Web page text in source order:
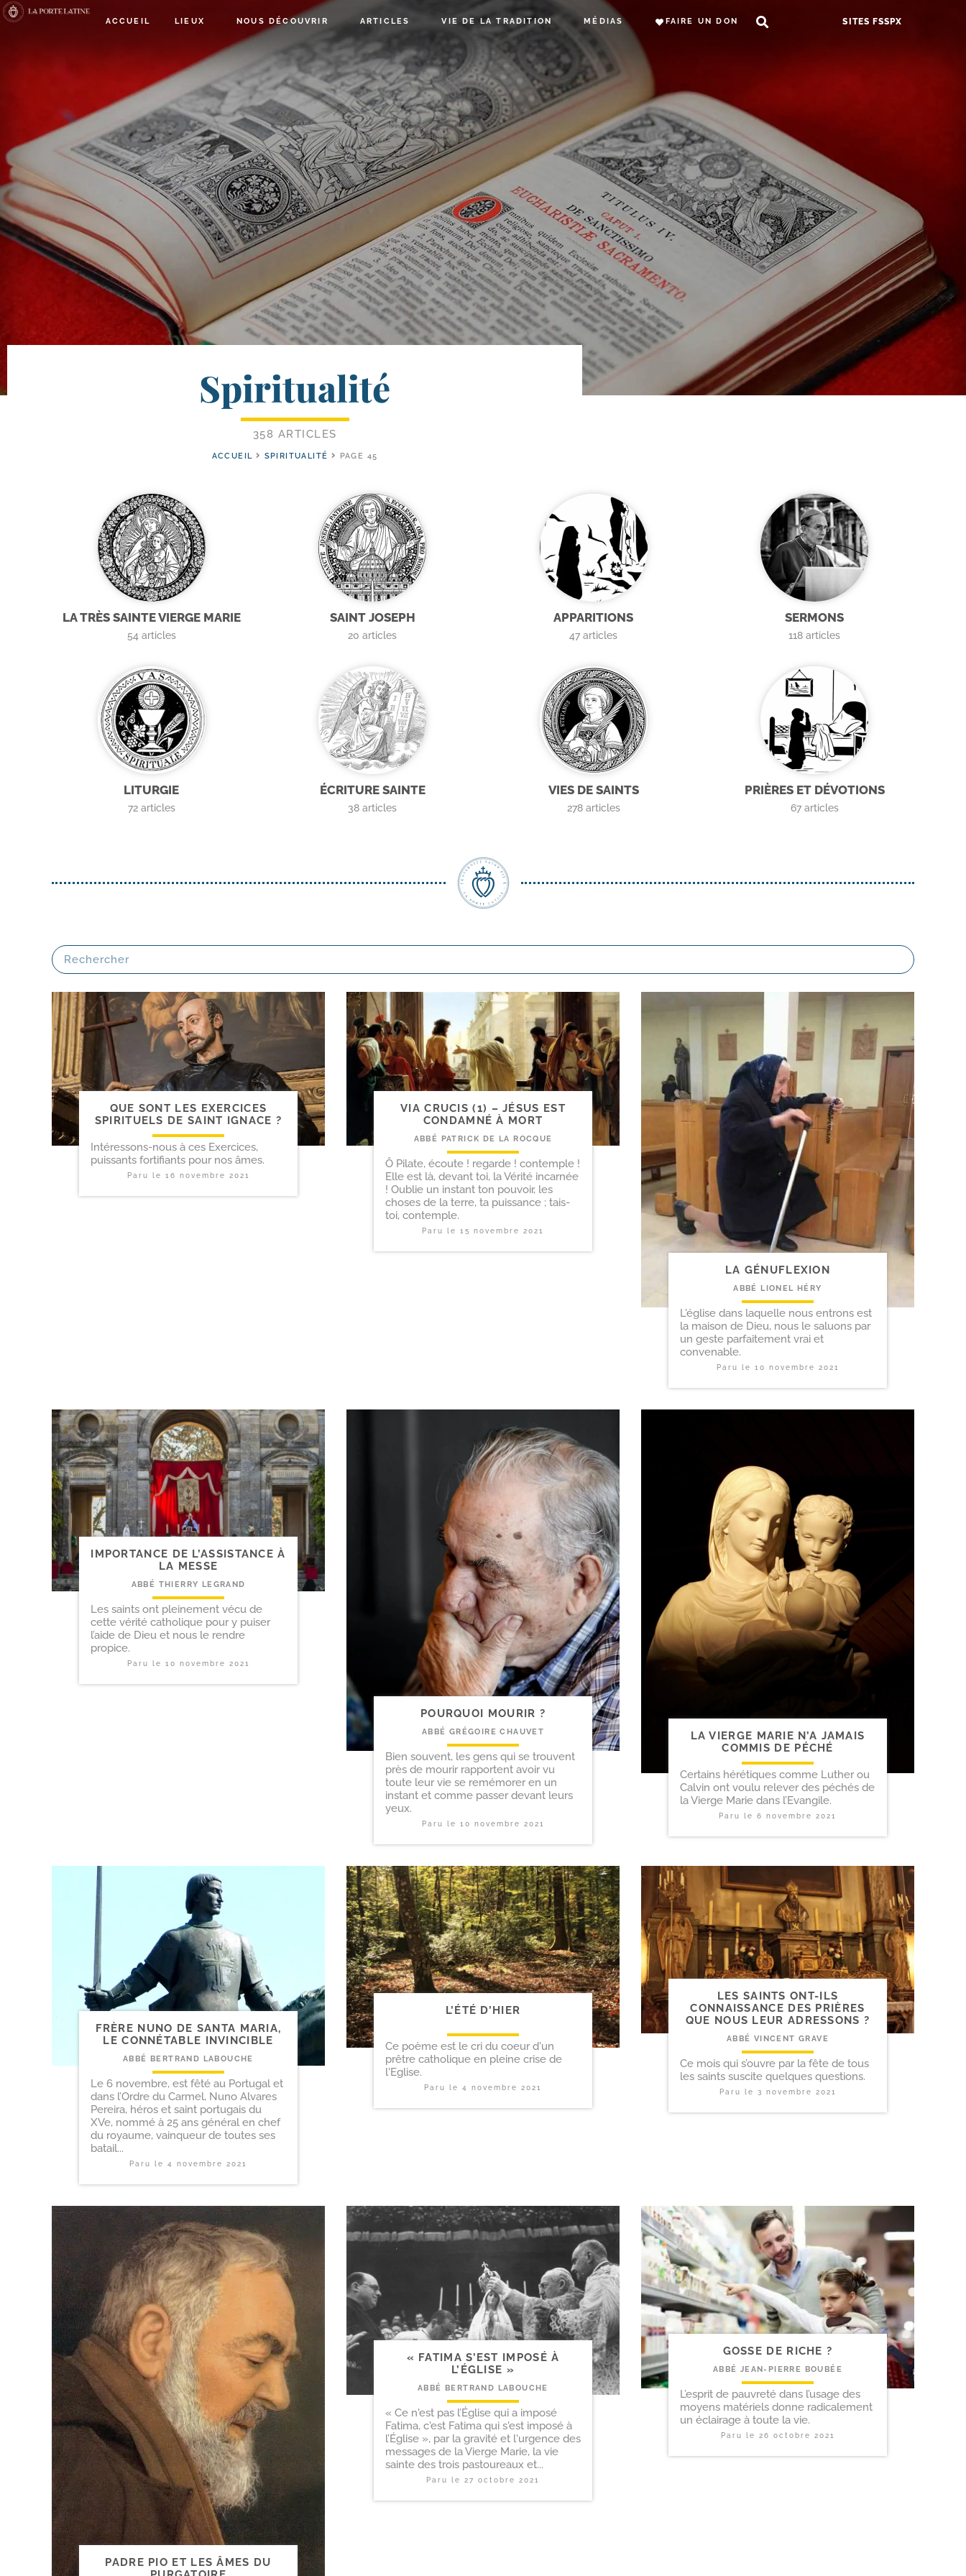
ACCUEIL LIEUX NOUS DÉCOUVRIR ARTICLES VIE DE LA TRADITION MÉDIAS FAIRE UN DON SITES FSSPX
Spiritualité
358 ARTICLES
ACCUEIL SPIRITUALITÉ PAGE 45
LA TRÈS SAINTE VIERGE MARIE
54 articles
SAINT JOSEPH
20 articles
APPARITIONS
47 articles
SERMONS
118 articles
LITURGIE
72articles
ÉCRITURE SAINTE
38 articles
VIES DE SAINTS
278articles
PRIÈRES ET DÉVOTIONS
67articles
QUE SONT LES EXERCICES
SPIRITUELS DE SAINT IGNACE ?
Intéressons-nous à ces Exercices,
puissants fortifiants pour nos âmes.
Paru le 16 novembre 2021
VIA CRUCIS (1) – JÉSUS EST
CONDAMNÉ À MORT
ABBÉ PATRICK DE LA ROCQUE
Ô Pilate, écoute ! regarde ! contemple !
Elle est là, devant toi, la Vérité incarnée
! Oublie un instant ton pouvoir, les
choses de la terre, ta puissance ; tais-
toi, contemple.
Paru le 15 novembre 2021
LA GÉNUFLEXION
ABBÉ LIONEL HÉRY
L'église dans laquelle nous entrons est
la maison de Dieu, nous le saluons par
un geste parfaitement vrai et
convenable.
Paru le 10 novembre 2021
IMPORTANCE DE L’ASSISTANCE À
LA MESSE
ABBÉ THIERRY LEGRAND
Les saints ont pleinement vécu de
cette vérité catholique pour y puiser
l’aide de Dieu et nous le rendre
propice.
Paru le 10 novembre 2021
POURQUOI MOURIR ?
ABBÉ GRÉGOIRE CHAUVET
Bien souvent, les gens qui se trouvent
près de mourir rapportent avoir vu
toute leur vie se remémorer en un
instant et comme passer devant leurs
yeux.
Paru le 10 novembre 2021
LA VIERGE MARIE N’A JAMAIS
COMMIS DE PÉCHÉ
Certains hérétiques comme Luther ou
Calvin ont voulu relever des péchés de
la Vierge Marie dans l’Evangile.
Paru le 6 novembre 2021
FRÈRE NUNO DE SANTA MARIA,
LE CONNÉTABLE INVINCIBLE
ABBÉ BERTRAND LABOUCHE
Le 6 novembre, est fêté au Portugal et
dans l’Ordre du Carmel, Nuno Alvares
Pereira, héros et saint portugais du
XVe, nommé à 25 ans général en chef
du royaume, vainqueur de toutes ses
batail...
Paru le 4 novembre 2021
L’ÉTÉ D’HIER
Ce poème est le cri du coeur d'un
prêtre catholique en pleine crise de
l'Eglise.
Paru le 4 novembre 2021
LES SAINTS ONT-​ILS
CONNAISSANCE DES PRIÈRES
QUE NOUS LEUR ADRESSONS ?
ABBÉ VINCENT GRAVE
Ce mois qui s’ouvre par la fête de tous
les saints suscite quelques questions.
Paru le 3 novembre 2021
PADRE PIO ET LES ÂMES DU
« FATIMA S’EST IMPOSÉ À
L’ÉGLISE »
ABBÉ BERTRAND LABOUCHE
« Ce n'est pas l’Église qui a imposé
Fatima, c'est Fatima qui s'est imposé à
l’Église », par la gravité et l'urgence des
messages de la Vierge Marie, la vie
sainte des trois pastoureaux et...
Paru le 27 octobre 2021
GOSSE DE RICHE ?
ABBÉ JEAN-PIERRE BOUBÉE
L’esprit de pauvreté dans l’usage des
moyens matériels donne radicalement
un éclairage à toute la vie.
Paru le 26 octobre 2021